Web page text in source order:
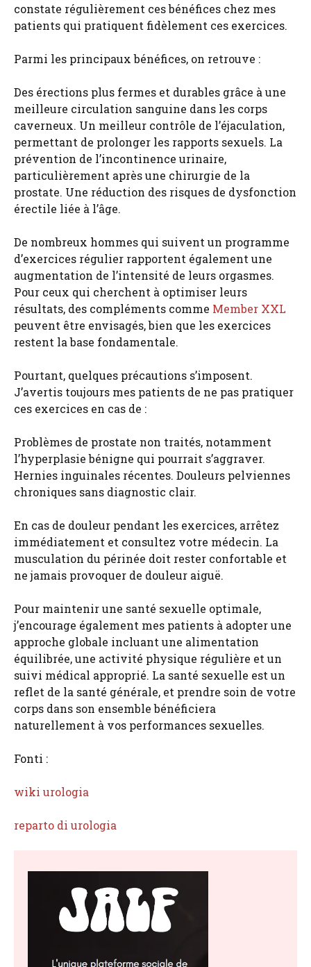
constate régulièrement ces bénéfices chez mes
patients qui pratiquent fidèlement ces exercices.
Parmi les principaux bénéfices, on retrouve :
Des érections plus fermes et durables grâce à une
meilleure circulation sanguine dans les corps
caverneux. Un meilleur contrôle de l’éjaculation,
permettant de prolonger les rapports sexuels. La
prévention de l’incontinence urinaire,
particulièrement après une chirurgie de la
prostate. Une réduction des risques de dysfonction
érectile liée à l’âge.
De nombreux hommes qui suivent un programme
d’exercices régulier rapportent également une
augmentation de l’intensité de leurs orgasmes.
Pour ceux qui cherchent à optimiser leurs
résultats, des compléments comme Member XXL
peuvent être envisagés, bien que les exercices
restent la base fondamentale.
Pourtant, quelques précautions s’imposent.
J’avertis toujours mes patients de ne pas pratiquer
ces exercices en cas de :
Problèmes de prostate non traités, notamment
l’hyperplasie bénigne qui pourrait s’aggraver.
Hernies inguinales récentes. Douleurs pelviennes
chroniques sans diagnostic clair.
En cas de douleur pendant les exercices, arrêtez
immédiatement et consultez votre médecin. La
musculation du périnée doit rester confortable et
ne jamais provoquer de douleur aiguë.
Pour maintenir une santé sexuelle optimale,
j’encourage également mes patients à adopter une
approche globale incluant une alimentation
équilibrée, une activité physique régulière et un
suivi médical approprié. La santé sexuelle est un
reflet de la santé générale, et prendre soin de votre
corps dans son ensemble bénéficiera
naturellement à vos performances sexuelles.
Fonti :
wiki urologia
reparto di urologia